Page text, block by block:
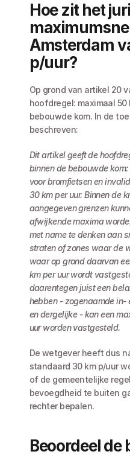
Hoe zit het
Amsterdam
p/uur?
Op grond van artikel 20
hoofdregel: maximaal
bebouwde kom. In de
beschreven:
Dit artikel geeft de
binnen de bebouwde
voor bromfietsen en
30 km per uur. Binnen de
aangegeven grenzen
afwijkende maxima
met name te denken aan
straten of zones waar de
waar op grond daarvan
km per uur wordt
daarentegen juist een
hebben - zogenaamde
en dergelijke - kan een
uur worden vastgesteld.
De wetgever heeft dus
standaard 30 km p/uur
of de gemeentelijke
bevoegdheid te buiten
rechter bepalen.
Beoordeel de